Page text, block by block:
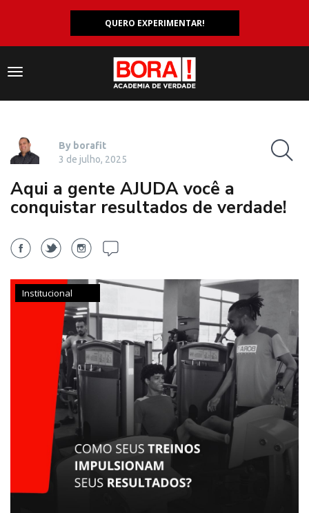
QUERO EXPERIMENTAR!
Navegação
By borafit
3 de julho, 2025
Aqui a gente AJUDA você a
conquistar resultados de verdade!
Institucional